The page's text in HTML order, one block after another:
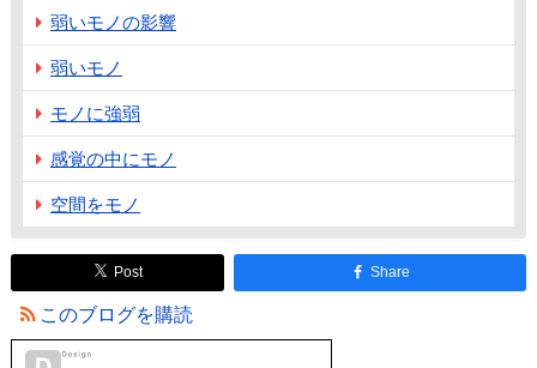
弱いモノの影響
弱いモノ
モノに強弱
感覚の中にモノ
空間をモノ
Post Share
このブログを購読